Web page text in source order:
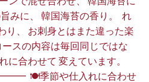
みに、 韓国海苔の香り。 ⁡ れ
り、 お刺身とはまた違った楽
スの内容は毎回同じではな
に合わせて 変えています。
季節や仕入れに合わせ